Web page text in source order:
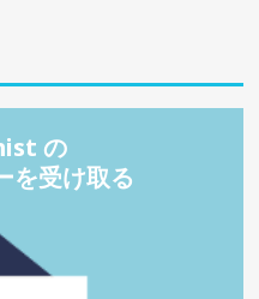
の
を受け取る